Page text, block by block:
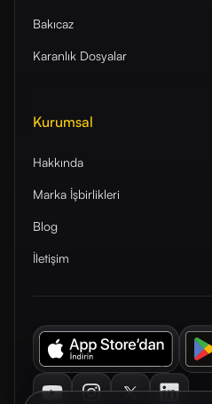
Bakıcaz
Karanlık Dosyalar
Kurumsal
Hakkında
Marka İşbirlikleri
Blog
İletişim